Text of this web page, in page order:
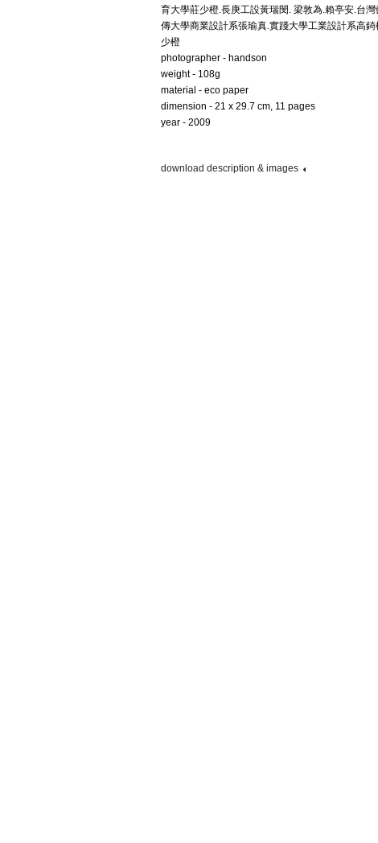
育大學莊少橙.長庚工設黃瑞閔. 梁敦為.賴亭安.台
傳大學商業設計系張瑜真.實踐大學工業設計系高
少橙
photographer - handson
weight - 108g
material - eco paper
dimension - 21 x 29.7 cm, 11 pages
year - 2009
download description & images